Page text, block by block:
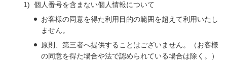
1) 個人番号を含まない個人情報について
お客様の同意を得た利用目的の範囲を超えて利用いたし
ません。
原則、第三者へ提供することはございません。（お客様
の同意を得た場合や法で認められている場合は除く。）